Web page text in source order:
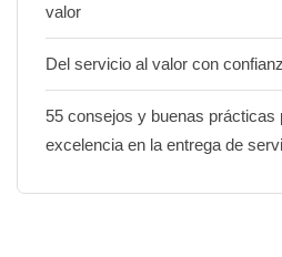
valor
Del servicio al valor con
55 consejos y buenas prácticas
excelencia en la entrega de